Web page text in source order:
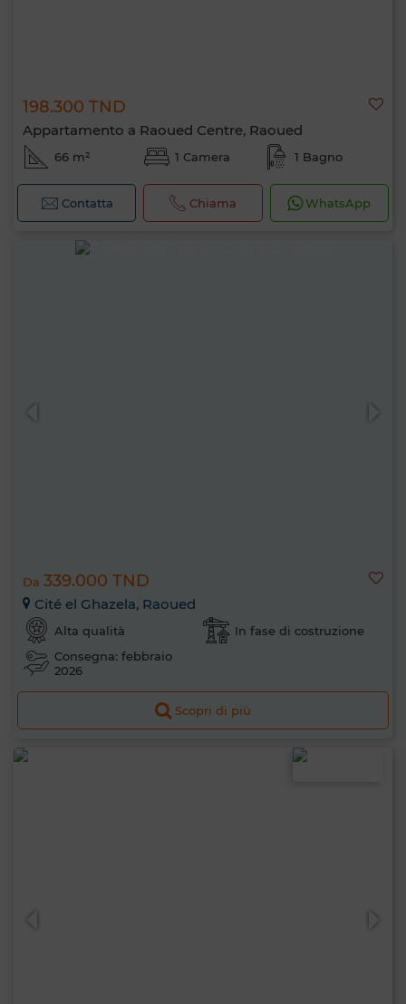
198.300 TND
Appartamento a Raoued Centre, Raoued
66 m² 1 Camera 1 Bagno
Contatta Chiama WhatsApp
Da 339.000 TND
Cité el Ghazela, Raoued
Alta qualità
In fase di costruzione
Consegna: febbraio
2026
Scopri di più